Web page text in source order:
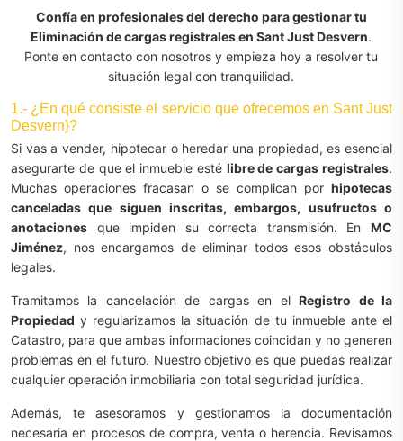
Confía en profesionales del derecho para gestionar tu
Eliminación de cargas registrales en Sant Just Desvern.
Ponte en contacto con nosotros y empieza hoy a resolver tu
situación legal con tranquilidad.
1.- ¿En qué consiste el servicio que ofrecemos en Sant Just
Desvern}?
Si vas a vender, hipotecar o heredar una propiedad, es esencial
asegurarte de que el inmueble esté libre de cargas registrales.
Muchas operaciones fracasan o se complican por hipotecas
canceladas que siguen inscritas, embargos, usufructos o
anotaciones que impiden su correcta transmisión. En MC
Jiménez, nos encargamos de eliminar todos esos obstáculos
legales.
Tramitamos la cancelación de cargas en elRegistro de la
Propiedad y regularizamos la situación de tu inmueble ante el
Catastro, para que ambas informaciones coincidan y no generen
problemas en el futuro. Nuestro objetivo es que puedas realizar
cualquier operación inmobiliaria con total seguridad jurídica.
Además, te asesoramos y gestionamos la documentación
necesaria en procesos de compra, venta o herencia. Revisamos